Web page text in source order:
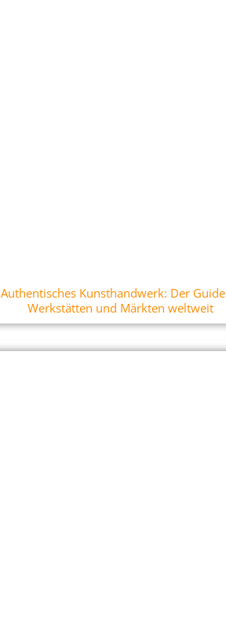
Authentisches Kunsthandwerk: Der
Werkstätten und Märkten weltweit